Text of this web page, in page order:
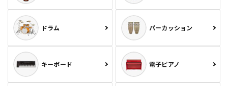
ドラム パーカッション
キーボード 電子ピアノ